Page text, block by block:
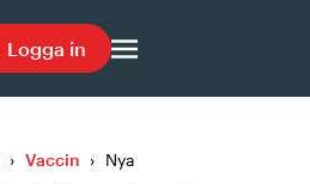
Logga in
› Vaccin › Nya